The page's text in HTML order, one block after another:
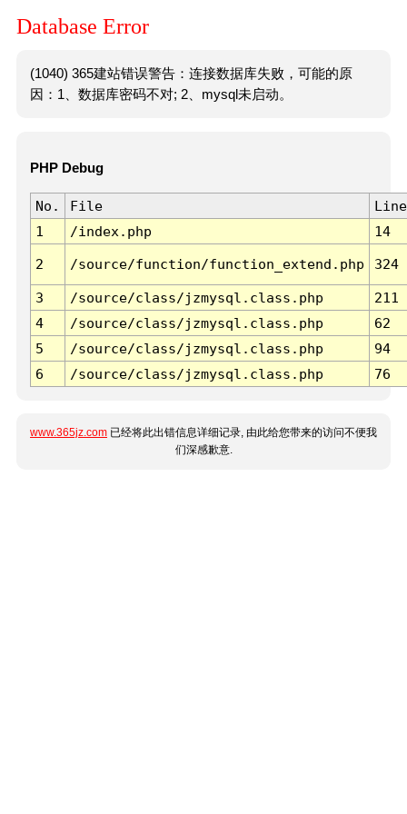
Database Error
(1040) 365建站错误警告：连接数据库失败，可能的原
因：1、数据库密码不对; 2、mysql未启动。
PHP Debug
No. File
Line
1
/index.php 14
2 /source/function/function_extend.php 324
3 /source/class/jzmysql.class.php
211
4
/source/class/jzmysql.class.php
62
5
/source/class/jzmysql.class.php
94
6
/source/class/jzmysql.class.php 76
www.365jz.com 已经将此出错信息详细记录, 由此给您带来的访问不便我
们深感歉意.